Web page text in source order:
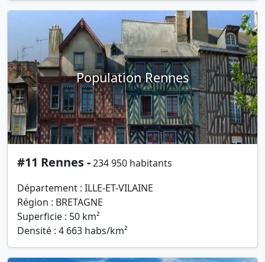
Population Rennes
#11 Rennes -234 950 habitants
Département : ILLE-ET-VILAINE
Région : BRETAGNE
Superficie : 50 km²
Densité : 4 663 habs/km²